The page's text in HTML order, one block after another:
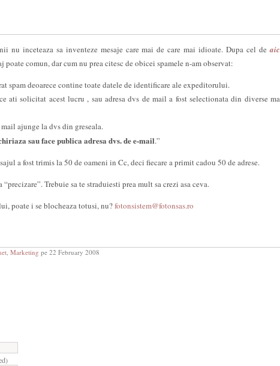
nu inceteaza sa inventeze mesaje care mai de care mai idioate. Dupa cel de
poate comun, dar cum nu prea citesc de obicei spamele n-am observat:
spam deoarece contine toate datele de identificare ale expeditorului.
ati solicitat acest lucru , sau adresa dvs de mail a fost selectionata din diverse
ajunge la dvs din greseala.
sau face publica adresa dvs. de e-mail.”
a fost trimis la 50 de oameni in Cc, deci fiecare a primit cadou 50 de adrese.
Trebuie sa te straduiesti prea mult sa crezi asa ceva.
poate i se blocheaza totusi, nu?fotonsistem@fotonsas.ro
, Marketing pe 22 February 2008